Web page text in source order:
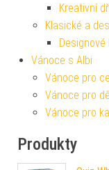
Kreativní
Klasické a
Vánoce s Albi
Vánoce pro
Vánoce pro
Vánoce pro
Produkty